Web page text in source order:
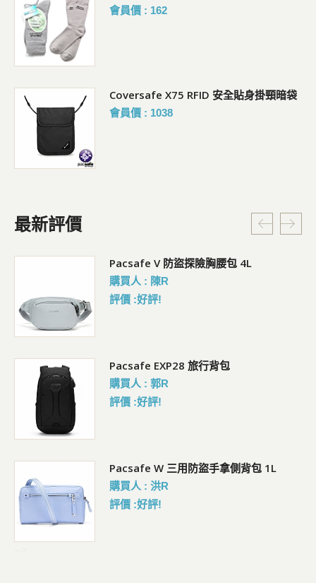
會員價 : 162
Coversafe X75 RFID 安全貼身掛頸暗袋
會員價 : 1038
最新評價
Pacsafe V 防盜探險胸腰包 4L
購買人 : 陳R
評價 :好評!
Pacsafe EXP28 旅行背包
購買人 : 郭R
評價 :好評!
Pacsafe W 三用防盜手拿側背包 1L
購買人 : 洪R
評價 :好評!